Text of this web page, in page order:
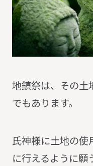
地鎮祭は、その土
でもあります。
氏神様に土地の使
に行えるように